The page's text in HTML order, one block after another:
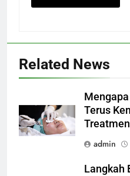
Related News
Terus
admin
Langkah